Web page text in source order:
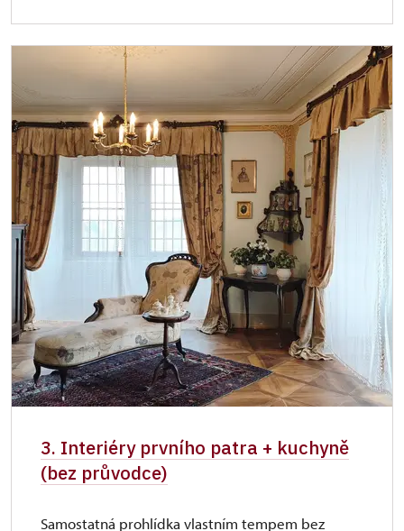
3. Interiéry prvního patra + kuchyně
(bez průvodce)
Samostatná prohlídka vlastním tempem bez